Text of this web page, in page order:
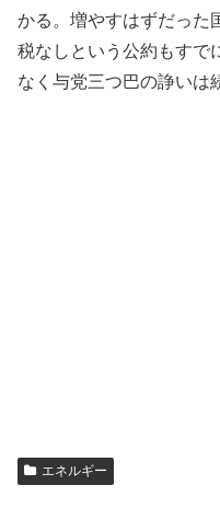
かる。増やすはずだった
税なしという公約もすで
なく与党三つ巴の諍いは
エネルギー